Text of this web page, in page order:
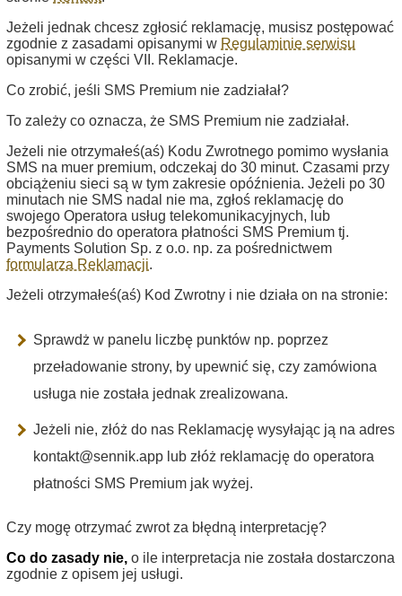
Jeżeli jednak chcesz zgłosić reklamację, musisz postępować
zgodnie z zasadami opisanymi w Regulaminie serwisu
opisanymi w części VII. Reklamacje.
Co zrobić, jeśli SMS Premium nie zadziałał?
To zależy co oznacza, że SMS Premium nie zadziałał.
Jeżeli nie otrzymałeś(aś) Kodu Zwrotnego pomimo wysłania
SMS na muer premium, odczekaj do 30 minut. Czasami przy
obciążeniu sieci są w tym zakresie opóźnienia. Jeżeli po 30
minutach nie SMS nadal nie ma, zgłoś reklamację do
swojego Operatora usług telekomunikacyjnych, lub
bezpośrednio do operatora płatności SMS Premium tj.
Payments Solution Sp. z o.o. np. za pośrednictwem
formularza Reklamacji.
Jeżeli otrzymałeś(aś) Kod Zwrotny i nie działa on na stronie:
Sprawdż w panelu liczbę punktów np. poprzez
przeładowanie strony, by upewnić się, czy zamówiona
usługa nie została jednak zrealizowana.
Jeżeli nie, złóż do nas Reklamację wysyłając ją na adres
kontakt@sennik.app lub złóż reklamację do operatora
płatności SMS Premium jak wyżej.
Czy mogę otrzymać zwrot za błędną interpretację?
Co do zasady nie, o ile interpretacja nie została dostarczona
zgodnie z opisem jej usługi.